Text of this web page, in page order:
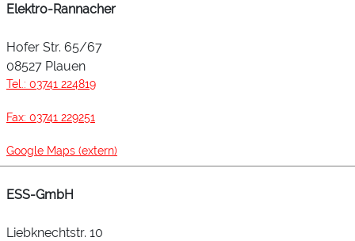
Elektro-Rannacher
Hofer Str. 65/67
08527 Plauen
Tel.: 03741 224819
Fax: 03741 229251
Google Maps (extern)
ESS-GmbH
Liebknechtstr. 10